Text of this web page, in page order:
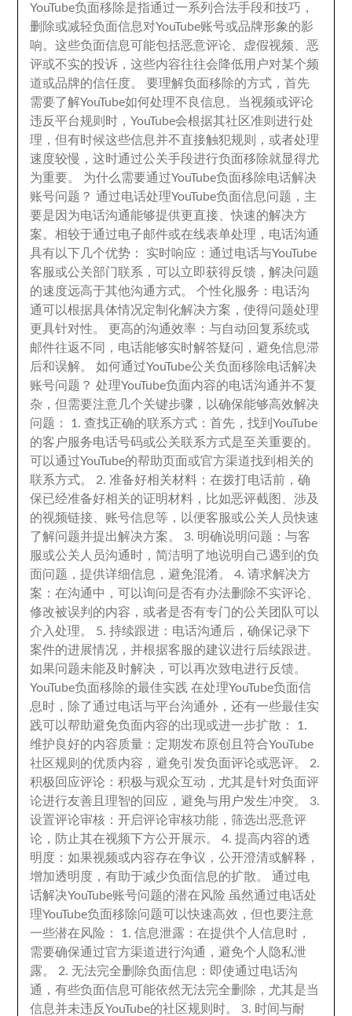
YouTube负面移除是指通过一系列合法手段和技巧 ，
删除或减轻负面信息对YouTube账号或品牌形象的影
响。这些负面信息可能包括恶意评论 虚假视频 、恶
评或不实的投诉 ，这些内容往往会降低用户对某个频
道或品牌的信任度。要理解负面移除的方式 ，首先
需要了解YouTube如何处理不良信息 。 当视频或评论
违反平台规则时 ，YouTube会根据其社区准则进行处
理 ，但有时候这些信息并不直接触犯规则 ，或者处理
速度较慢 ，这时通过公关手段进行负面移除就显得尤
为重要。 为什么需要通过YouTube负面移除电话解决
账号问题？ 通过电话处理YouTube负面信息问题 ， 主
要是因为电话沟通能够提供更直接 、快速的解决方
案。相较于通过电子邮件或在线表单处理 ， 电话沟通
具有以下几个优势 ： 实时响应 ：通过电话与YouTube
客服或公关部门联系 ， 可以立即获得反馈 ，解决问题
的速度远高于其他沟通方式。个性化服务 ： 电话沟
通可以根据具体情况定制化解决方案 ，使得问题处理
更具针对性。 更高的沟通效率 ：与自动回复系统或
邮件往返不同
， 电话能够实时解答疑问 ，避免信息滞
后和误解。如何通过YouTube公关负面移除电话解决
账号问题？ 处理YouTube负面内容的电话沟通并不复
杂 ，但需要注意几个关键步骤 ，
以确保能够高效解决
问题 ： 1.查找正确的联系方式 ：首先 ，找到YouTube
的客户服务电话号码或公关联系方式是至关重要的。
可以通过YouTube的帮助页面或官方渠道找到相关的
联系方式。 2. 准备好相关材料 ：在拨打电话前 ，确
保已经准备好相关的证明材料 ， 比如恶评截图 、涉及
的视频链接
账号信息等 ，
以便客服或公关人员快速
了解问题并提出解决方案。 3. 明确说明问题 ：与客
服或公关人员沟通时 ，简洁明了地说明自己遇到的负
面问题 ，提供详细信息 ，避免混淆。 4.请求解决方
案 ：在沟通中 ， 可以询问是否有办法删除不实评论
修改被误判的内容 ，或者是否有专门的公关团队可以
介入处理。 5.持续跟进 ： 电话沟通后 ，确保记录下
案件的进展情况 ， 并根据客服的建议进行后续跟进。
如果问题未能及时解决 ， 可以再次致电进行反馈。
YouTube负面移除的最佳实践 在处理YouTube负面信
息时 ， 除了通过电话与平台沟通外 ，还有一些最佳实
践可以帮助避免负面内容的出现或进一步扩散 ： 1.
维护良好的内容质量 ： 定期发布原创且符合YouTube
社区规则的优质内容 ，避免引发负面评论或恶评。 2.
积极回应评论 ：积极与观众互动 ， 尤其是针对负面评
论进行友善且理智的回应 ，避免与用户发生冲突。 3.
设置评论审核 ：开启评论审核功能 ，筛选出恶意评
论 ， 防止其在视频下方公开展示。 4.提高内容的透
明度 ：如果视频或内容存在争议 ，公开澄清或解释 ，
增加透明度 ，有助于减少负面信息的扩散。通过电
话解决YouTube账号问题的潜在风险 虽然通过电话处
理YouTube负面移除问题可以快速高效 ，但也要注意
一些潜在风险 ： 1.信息泄露 ：在提供个人信息时 ，
需要确保通过官方渠道进行沟通 ，避免个人隐私泄
露。 2. 无法完全删除负面信息 ： 即使通过电话沟
通 ，有些负面信息可能依然无法完全删除 ， 尤其是当
信息并未违反YouTube的社区规则时。 3. 时间与耐